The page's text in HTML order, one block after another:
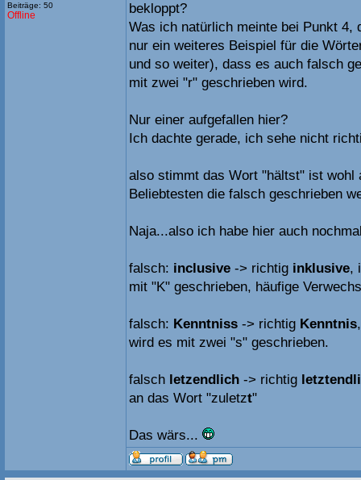
Beiträge: 50
Offline
bekloppt?
Was ich natürlich meinte bei Punkt 4,
nur ein weiteres Beispiel für die
und so weiter), dass es auch falsch
mit zwei "r" geschrieben wird.
Nur einer aufgefallen hier?
Ich dachte gerade, ich sehe nicht
also stimmt das Wort "hältst" ist wohl
Beliebtesten die falsch geschrieben
Naja...also ich habe hier auch
falsch: inclusive -> richtig inklusive,
mit "K" geschrieben, häufige
falsch: Kenntniss -> richtig Kenntnis
wird es mit zwei "s" geschrieben.
falsch letzendlich -> richtig
an das Wort "zuletzt"
Das wärs...